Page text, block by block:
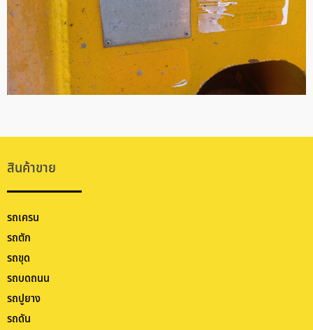
สินค้าขาย
รถเครน
รถตัก
รถขุด
รถบดถนน
รถปูยาง
รถดัน